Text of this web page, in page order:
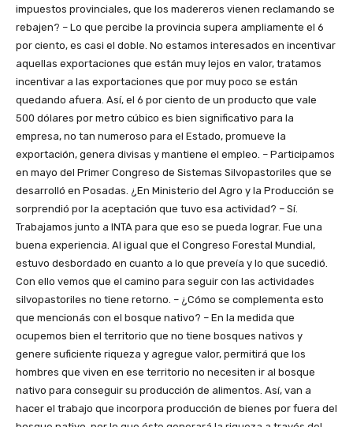
impuestos provinciales, que los madereros vienen reclamando se
rebajen? – Lo que percibe la provincia supera ampliamente el 6
por ciento, es casi el doble. No estamos interesados en incentivar
aquellas exportaciones que están muy lejos en valor, tratamos
incentivar a las exportaciones que por muy poco se están
quedando afuera. Así, el 6 por ciento de un producto que vale
500 dólares por metro cúbico es bien significativo para la
empresa, no tan numeroso para el Estado, promueve la
exportación, genera divisas y mantiene el empleo. – Participamos
en mayo del Primer Congreso de Sistemas Silvopastoriles que se
desarrolló en Posadas. ¿En Ministerio del Agro y la Producción se
sorprendió por la aceptación que tuvo esa actividad? – Sí.
Trabajamos junto a INTA para que eso se pueda lograr. Fue una
buena experiencia. Al igual que el Congreso Forestal Mundial,
estuvo desbordado en cuanto a lo que preveía y lo que sucedió.
Con ello vemos que el camino para seguir con las actividades
silvopastoriles no tiene retorno. – ¿Cómo se complementa esto
que mencionás con el bosque nativo? – En la medida que
ocupemos bien el territorio que no tiene bosques nativos y
genere suficiente riqueza y agregue valor, permitirá que los
hombres que viven en ese territorio no necesiten ir al bosque
nativo para conseguir su producción de alimentos. Así, van a
hacer el trabajo que incorpora producción de bienes por fuera del